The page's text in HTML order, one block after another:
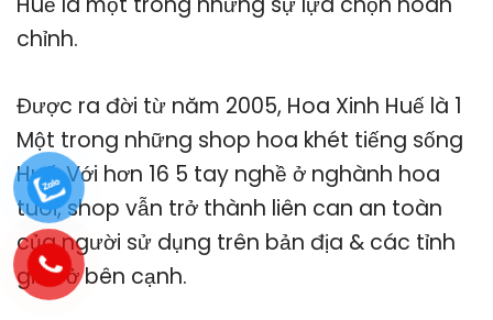
chỉnh.
Được ra đời từ năm 2005, Hoa Xinh Huế là 1
Một trong những shop hoa khét tiếng sống
Huế. Với hơn 16 5 tay nghề ở nghành hoa
tuoi, shop vẫn trở thành liên can an toàn
của người sử dụng trên bản địa & các tỉnh
giấc ở bên cạnh.